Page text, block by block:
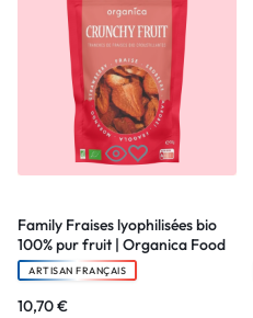
Family Fraises lyophilisées bio
100% pur fruit | Organica Food
ARTISAN FRANÇAIS
10,70€